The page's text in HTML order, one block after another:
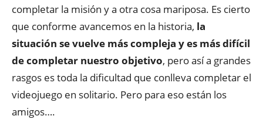
completar la misión y a otra cosa mariposa. Es cierto
que conforme avancemos en la historia, la
situación se vuelve más compleja y es más difícil
de completar nuestro objetivo, pero así a grandes
rasgos es toda la dificultad que conlleva completar el
videojuego en solitario. Pero para eso están los
amigos….